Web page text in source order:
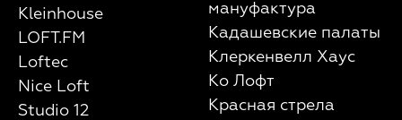
Kleinhouse
LOFT.FM
Loftec
Nice Loft
Studio 12
мануфактура
Кадашевские палаты
Клеркенвелл Хаус
Ко Лофт
Красная стрела